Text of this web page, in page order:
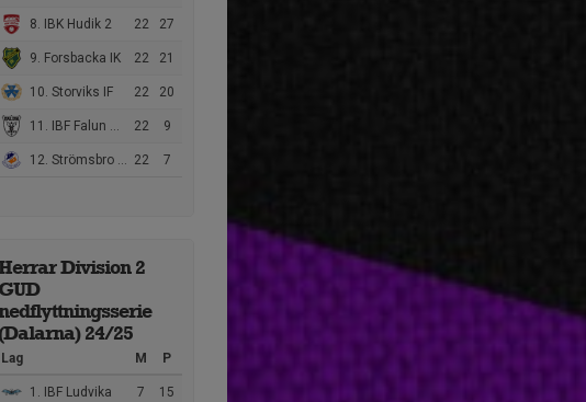
8. IBK Hudik 2 22 27
9. Forsbacka IK 22 21
10. Storviks IF 22 20
11. IBF Falun Utveckling 2 22 9
12. Strömsbro IF 2 22 7
Division 2
GUD
(Dalarna) 24/25
Lag M P
1. IBF Ludvika 7 15